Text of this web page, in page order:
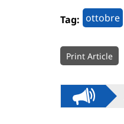
Tag: ottobre
Print Article